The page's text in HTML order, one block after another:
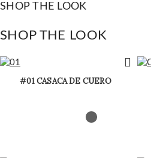
SHOP THE LOOK
SHOP THE LOOK
#01 CASACA DE CUERO